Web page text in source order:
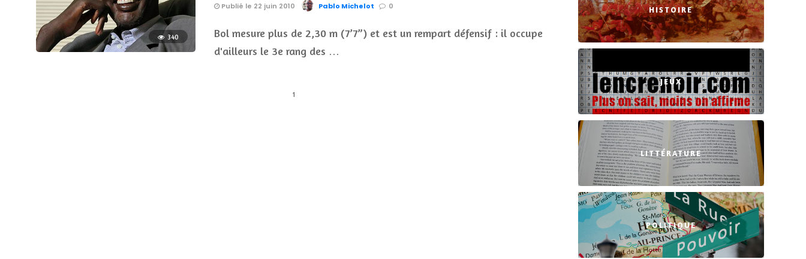
340
Publié le 22 juin 2010 Pablo Michelot 0
Bol mesure plus de 2,30 m (7’7”) et est un rempart défensif : il occupe
d'ailleurs le 3e rang des …
1
HISTOIRE
JEUX
LITTÉRATURE
POLITIQUE